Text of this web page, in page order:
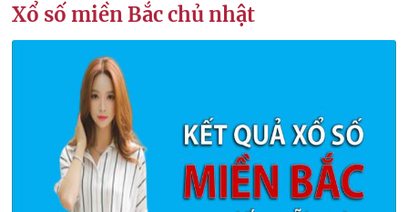
Xổ số miền Bắc chủ nhật